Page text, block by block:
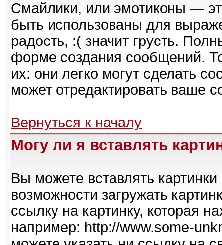
Смайлики, или эмотиконы —
быть использованы для
радость, :( значит грусть.
форме создания сообщений.
их: они легко могут сделать
может отредактировать ваше
Вернуться к началу
Могу ли я вставлять
Вы можете вставлять
возможности загружать
ссылку на картинку, которая
например: http://www.some-